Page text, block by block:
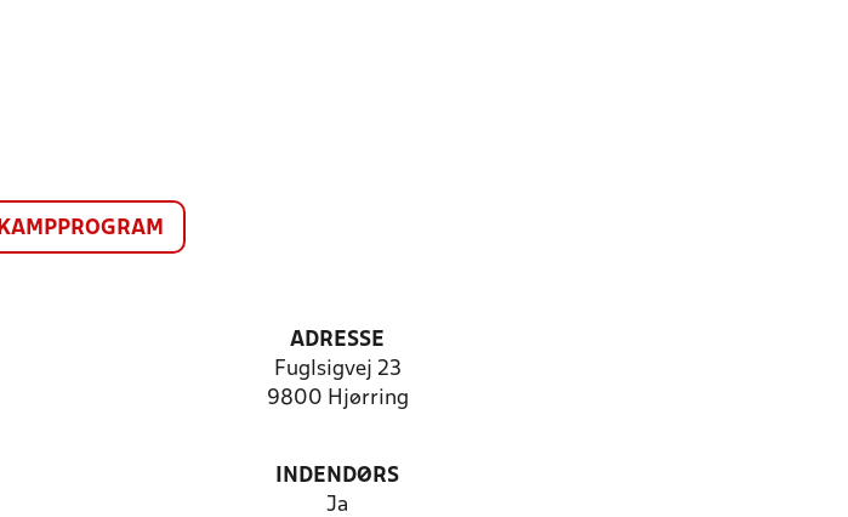
KAMPPROGRAM
ADRESSE
Fuglsigvej 23
9800 Hjørring
INDENDØRS
Ja